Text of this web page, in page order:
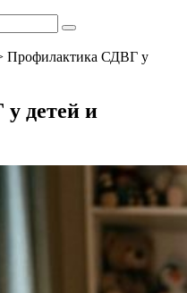
Профилактика СДВГ у
детей и